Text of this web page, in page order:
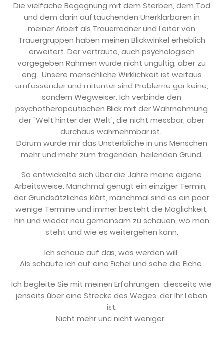
Die vielfache Begegnung mit dem Sterben, dem Tod
und dem darin auftauchenden Unerklärbaren in
meiner Arbeit als Trauerredner und Leiter von
Trauergruppen haben meinen Blickwinkel erheblich
erweitert. Der vertraute, auch psychologisch
vorgegeben Rahmen wurde nicht ungültig, aber zu
eng. Unsere menschliche Wirklichkeit ist weitaus
umfassender und mitunter sind Probleme gar keine,
sondern Wegweiser. Ich verbinde den
psychotherapeutischen Blick mit der Wahrnehmung
der "Welt hinter der Welt", die nicht messbar, aber
durchaus wahrnehmbar ist.
Darum wurde mir das Unsterbliche in uns Menschen
mehr und mehr zum tragenden, heilenden Grund.
So entwickelte sich über die Jahre meine eigene
Arbeitsweise. Manchmal genügt ein einziger Termin,
der Grundsätzliches klärt, manchmal sind es ein paar
wenige Termine und immer besteht die Möglichkeit,
hin und wieder neu gemeinsam zu schauen, wo man
steht und wie es weitergehen kann.
Ich schaue auf das, was werden will.
Als schaute ich auf eine Eichel und sehe die Eiche.
Ich begleite Sie mit meinen Erfahrungen diesseits wie
jenseits über eine Strecke des Weges, der Ihr Leben
ist.
Nicht mehr und nicht weniger.